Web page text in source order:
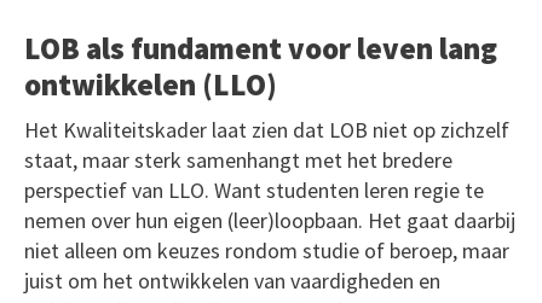
LOB als fundament voor leven lang
ontwikkelen (LLO)
Het Kwaliteitskader laat zien dat LOB niet op zichzelf
staat, maar sterk samenhangt met het bredere
perspectief van LLO. Want studenten leren regie te
nemen over hun eigen (leer)loopbaan. Het gaat daarbij
niet alleen om keuzes rondom studie of beroep, maar
juist om het ontwikkelen van vaardigheden en